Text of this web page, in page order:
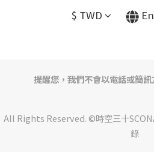
$ TWD
提醒您，我們不會以電話或簡
All Rights Reserved. ©時空三十
錄